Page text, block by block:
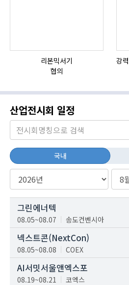
리본믹서기
협의
산업전시회 일정
국내
그린에너텍
08.05~08.07 송도컨벤시아
넥스트콘(NextCon)
08.05~08.08 COEX
AI서밋서울앤엑스포
08.19~08.21 코엑스